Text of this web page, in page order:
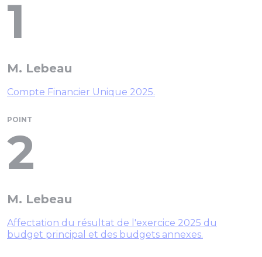
1
M. Lebeau
Compte Financier Unique 2025.
POINT
2
M. Lebeau
Affectation du résultat de l'exercice 2025 du
budget principal et des budgets annexes.